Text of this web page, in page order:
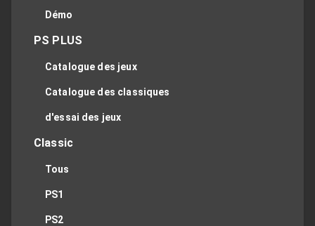
Démo
PS PLUS
Catalogue des jeux
Catalogue des classiques
d'essai des jeux
Classic
Tous
PS1
PS2